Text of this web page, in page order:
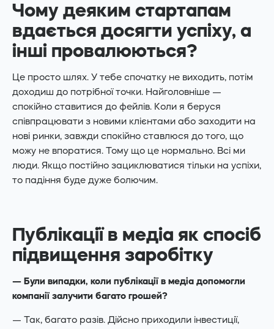
Чому деяким стартапам
вдається досягти успіху, а
інші провалюються?
Це просто шлях. У тебе спочатку не виходить, потім
доходиш до потрібної точки. Найголовніше —
спокійно ставитися до фейлів. Коли я беруся
співпрацювати з новими клієнтами або заходити на
нові ринки, завжди спокійно ставлюся до того, що
можу не впоратися. Тому що це нормально. Всі ми
люди. Якщо постійно зациклюватися тільки на успіхи,
то падіння буде дуже болючим.
Публікації в медіа як спосіб
підвищення заробітку
— Були випадки, коли публікації в медіа допомогли
компанії залучити багато грошей?
— Так, багато разів. Дійсно приходили інвестиції,